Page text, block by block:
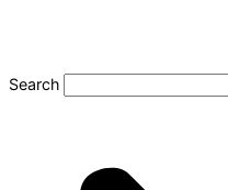
Search